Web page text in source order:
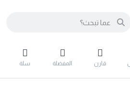
قارن المفضلة سلة